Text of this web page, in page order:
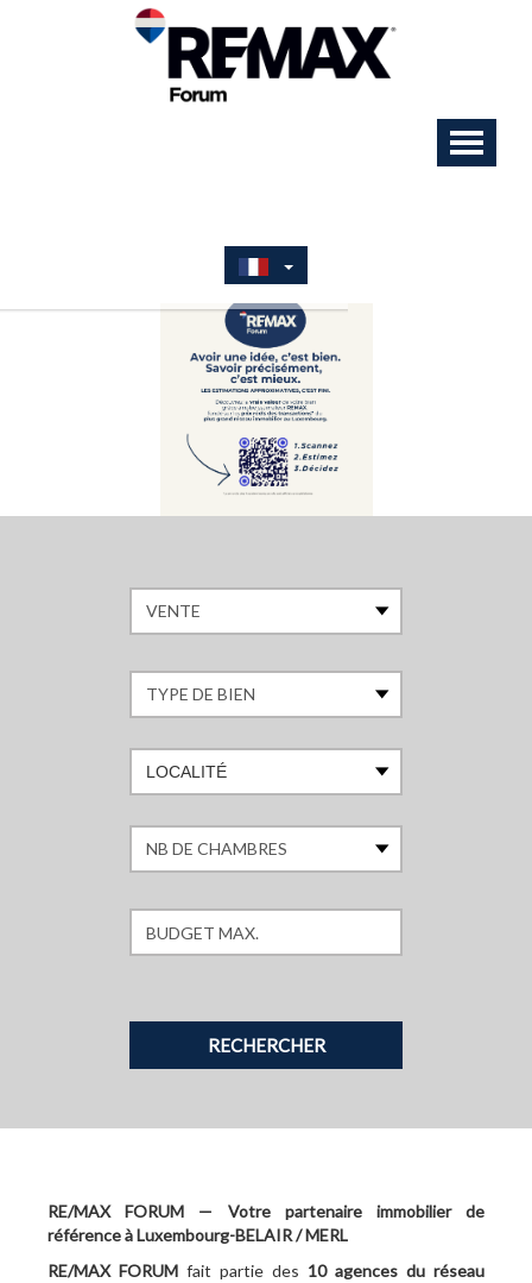
LOCALITÉ
RE/MAX FORUM — Votre partenaire immobilier de
référence à Luxembourg-BELAIR / MERL
RE/MAX FORUM fait partie des 10agences du réseau